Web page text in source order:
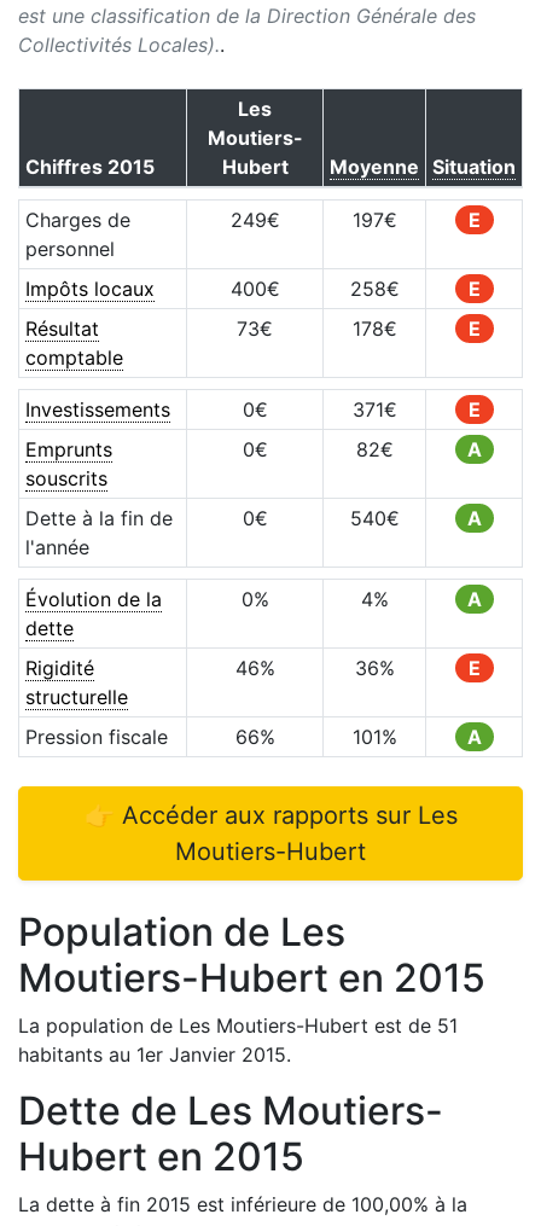
est une classification de la Direction Générale des
Collectivités Locales)..
Chiffres 2015
Les
Moutiers-
Hubert
Moyenne Situation
Charges de
personnel
249€ 197€ E
Impôts locaux 400€ 258€
E
Résultat
comptable
73€ 178€ E
Investissements 0€ 371€
E
Emprunts
souscrits
0€ 82€ A
Dette à la fin de
l'année
0€ 540€ A
Évolution de la
dette
0% 4% A
Rigidité
structurelle
46% 36% E
Pression fiscale 66% 101% A
👉 Accéder aux rapports sur Les
Moutiers-Hubert
Population de Les
Moutiers-Hubert en 2015
La population de Les Moutiers-Hubert est de 51
habitants au 1er Janvier 2015.
Dette de Les Moutiers-
Hubert en 2015
La dette à fin 2015 est inférieure de 100,00% à la